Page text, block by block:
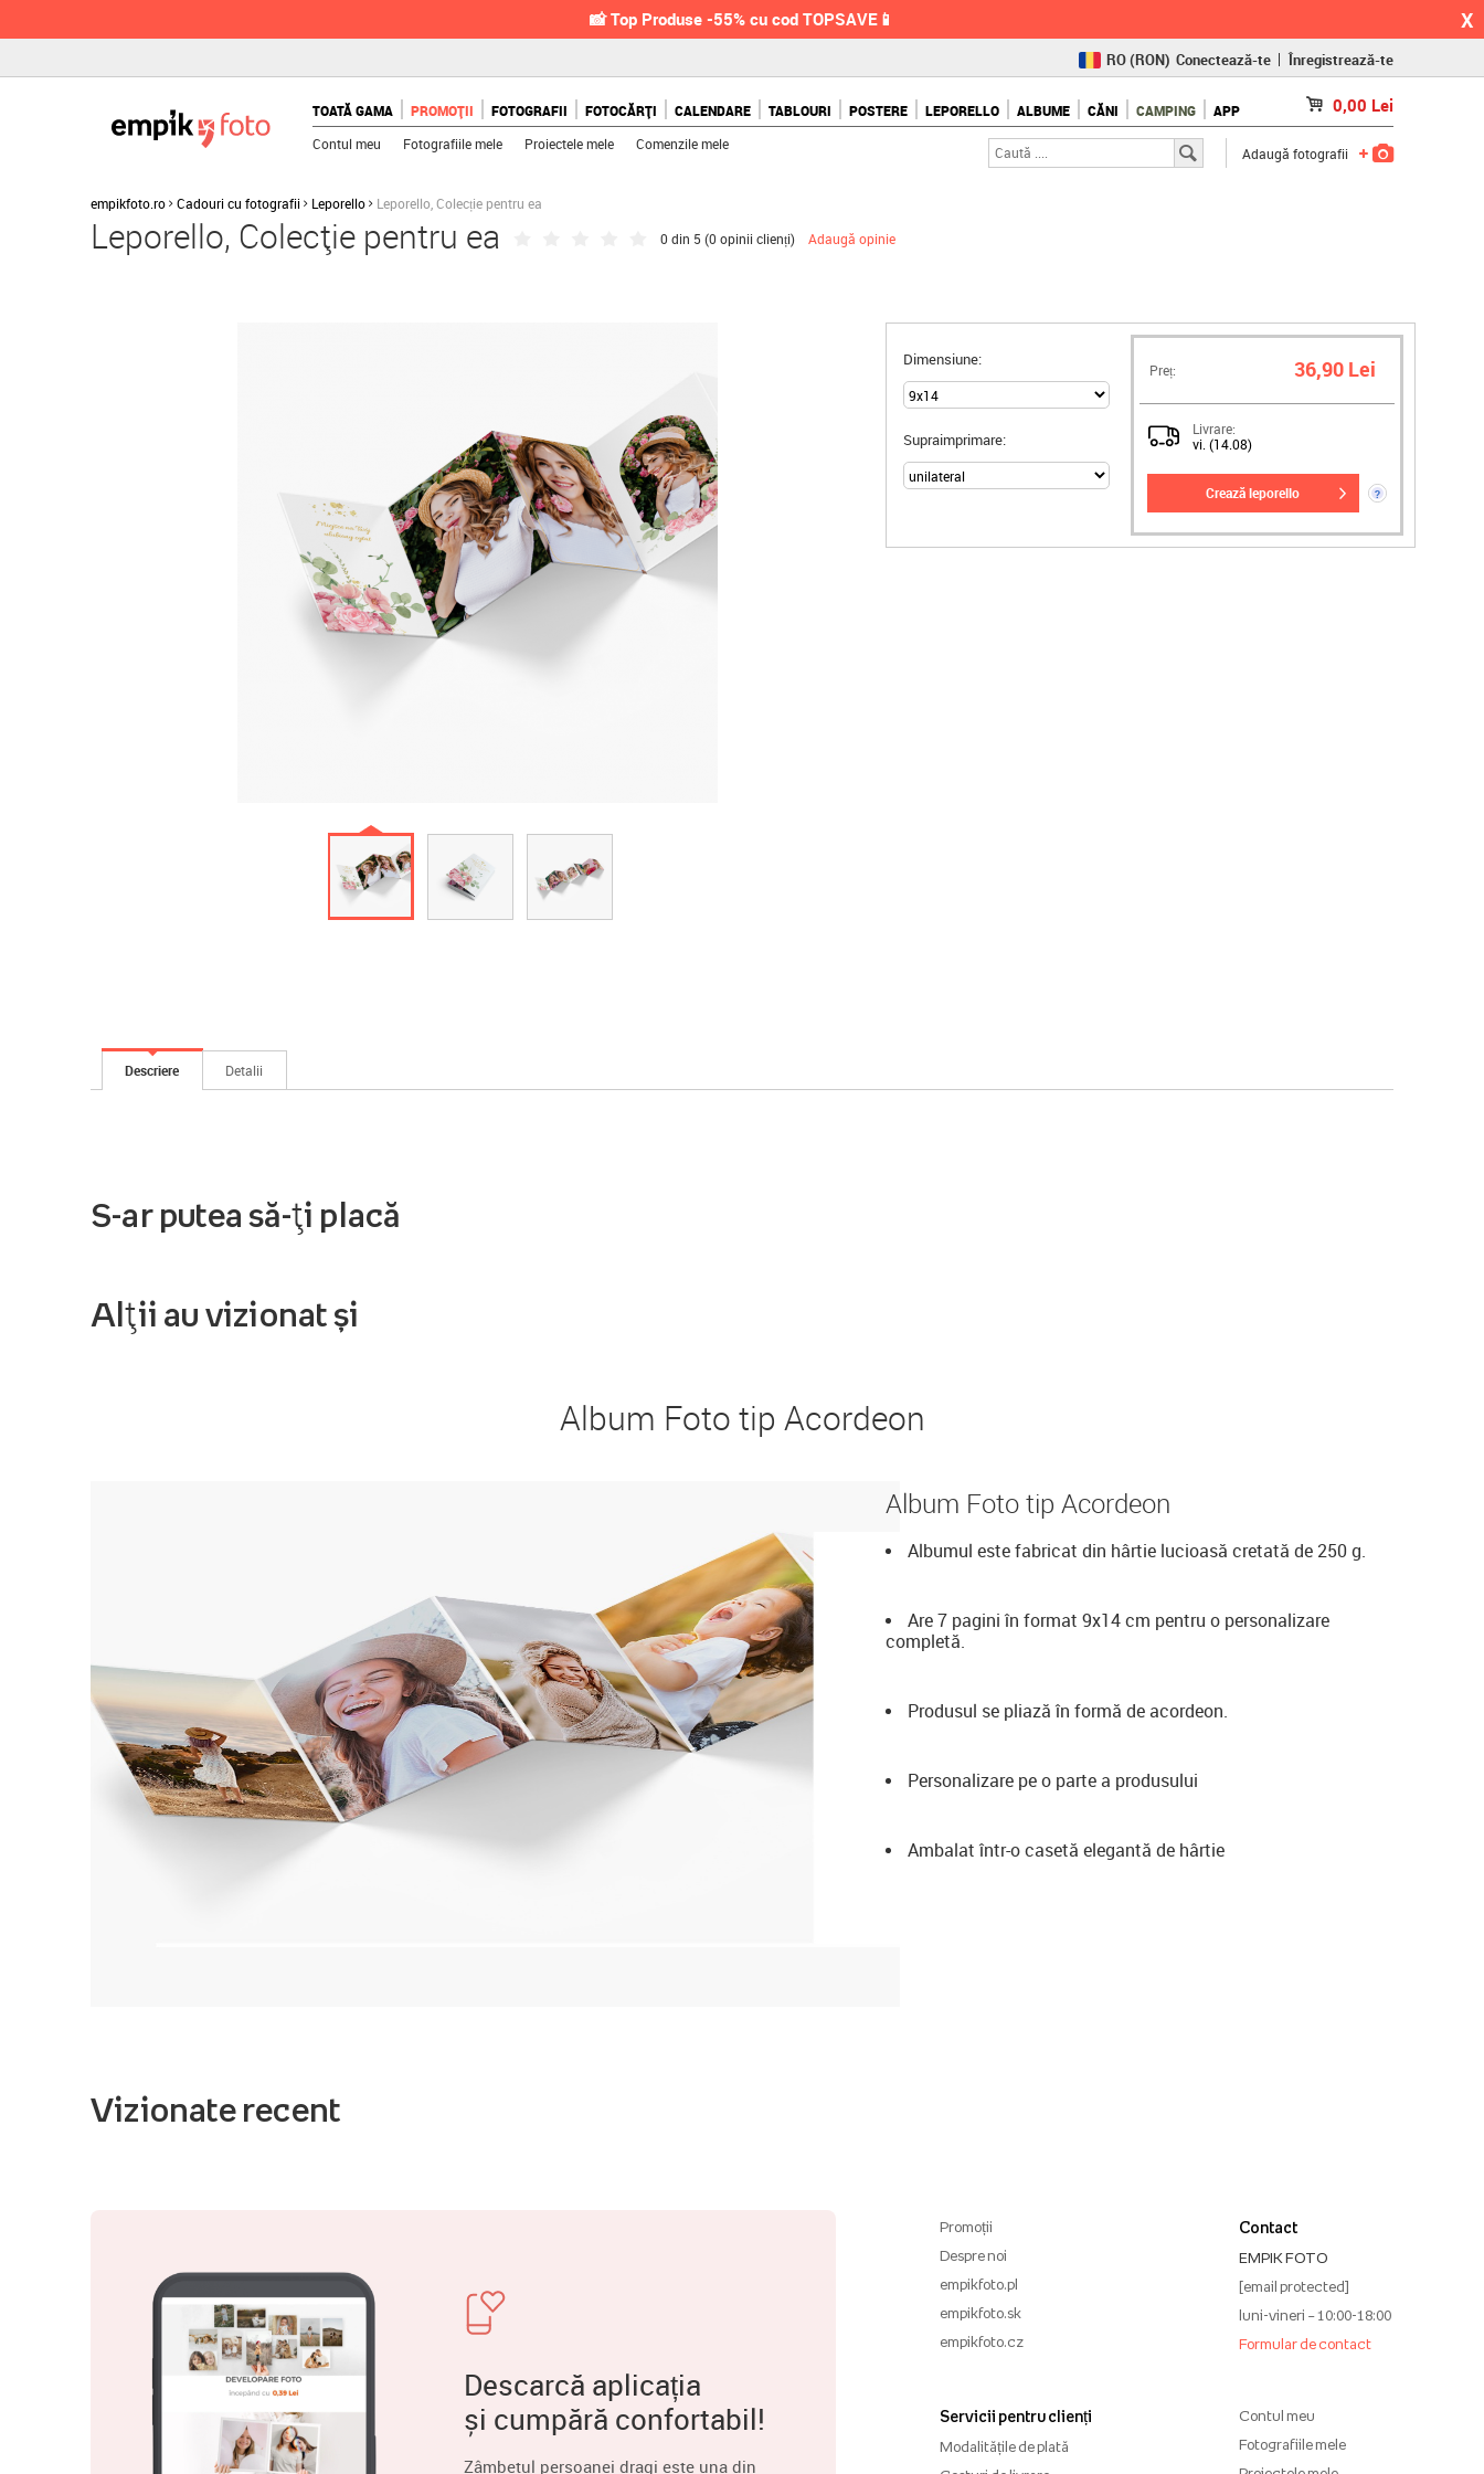
📸 Top Produse -55% cu cod TOPSAVE📱 X
(KČ)
SK(€)
RO(RON) Conectează-te Înregistrează-te
TOATĂ GAMA PROMOȚII FOTOGRAFII FOTOCĂRȚI CALENDARE TABLOURI POSTERE LEPORELLO ALBUME CĂNI CAMPING APP 0,00 Lei
Contul meu Fotografiile mele Proiectele mele Comenzile mele
Adaugă fotografii
empikfoto.ro Cadouri cu fotografii Leporello Leporello, Colecție pentru ea
Leporello, Colecție pentru ea 0 din 5 (0 opinii clienți) Adaugă opinie
Dimensiune:
Supraimprimare:
Preț: 36,90 Lei
Livrare:
vi. (14.08)
crează leporello ?
Descriere Detalii
S-ar putea să-ți placă
Alții au vizionat și
Album Foto tip Acordeon
Album Foto tip Acordeon
Albumul este fabricat din hârtie lucioasă cretată de 250 g.
Are 7 pagini în format 9x14 cm pentru o personalizare
completă.
Produsul se pliază în formă de acordeon.
Personalizare pe o parte a produsului
Ambalat într-o casetă elegantă de hârtie
Vizionate recent
Descarcă aplicația
și cumpără confortabil!
Zâmbetul persoanei dragi este una din
Promoții
Despre noi
empikfoto.pl
empikfoto.sk
empikfoto.cz
Servicii pentru clienți
Modalitățile de plată
Contact
EMPIK FOTO
[email protected]
luni-vineri – 10:00-18:00
Formular de contact
Contul meu
Fotografiile mele